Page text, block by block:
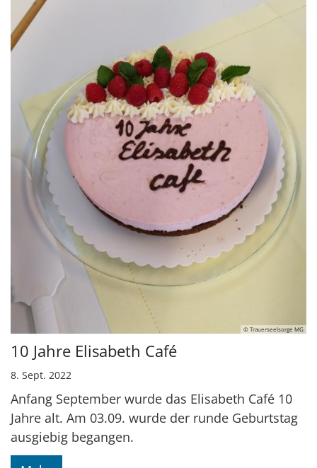
© Trauerseelsorge MG
10 Jahre Elisabeth Café
8. Sept. 2022
Anfang September wurde das Elisabeth Café 10
Jahre alt. Am 03.09. wurde der runde Geburtstag
ausgiebig begangen.